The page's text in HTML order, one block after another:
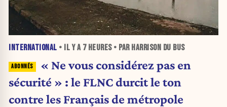
INTERNATIONAL • IL Y A 7 HEURES• PAR HARRISON DU BUS
« Ne vous considérez pas en
sécurité » : le FLNC durcit le ton
contre les Français de métropole